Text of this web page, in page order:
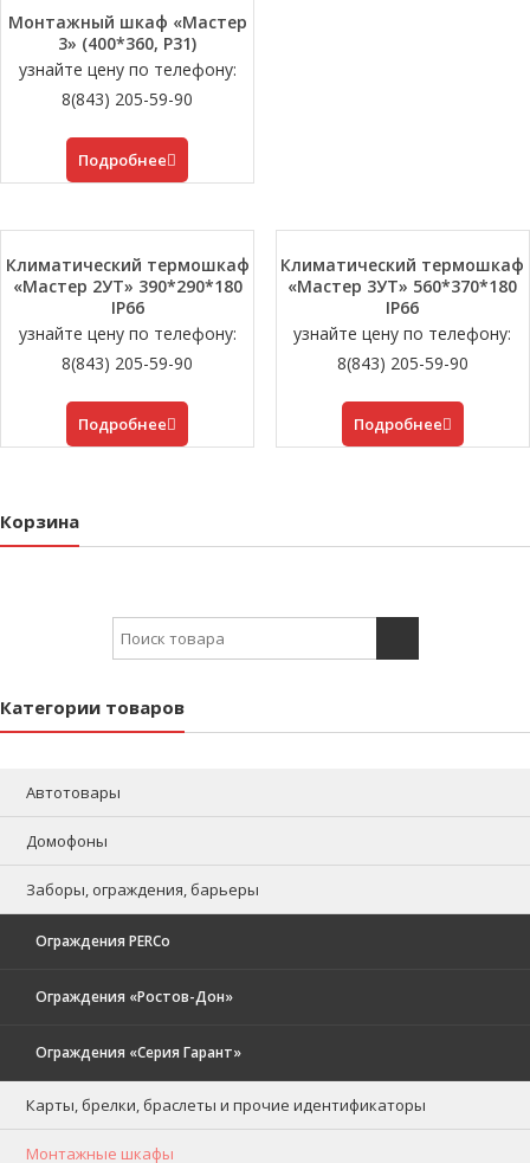
Монтажный шкаф «Мастер
3» (400*360, P31)
узнайте цену по телефону:
8(843) 205-59-90
Подробнее
Климатический термошкаф
«Мастер 2УT» 390*290*180
IP66
узнайте цену по телефону:
8(843) 205-59-90
Подробнее
Климатический термошкаф
«Мастер 3УT» 560*370*180
IP66
узнайте цену по телефону:
8(843) 205-59-90
Подробнее
Корзина
Search for:
Категории товаров
Автотовары
Домофоны
Заборы, ограждения, барьеры
Ограждения PERCo
Ограждения «Ростов-Дон»
Ограждения «Серия Гарант»
Карты, брелки, браслеты и прочие идентификаторы
Монтажные шкафы